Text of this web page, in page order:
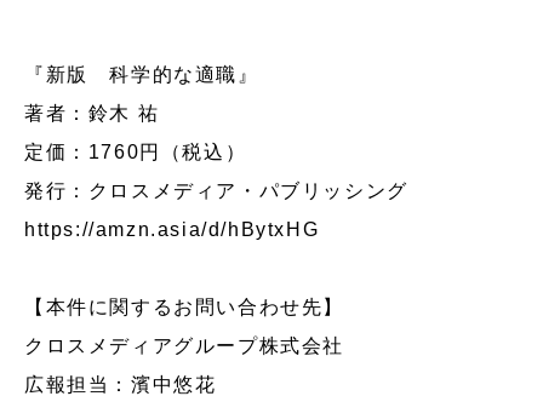
『新版 科学的な適職』
著者：鈴木 祐
定価：1760円（税込）
発行：クロスメディア・パブリッシング
https://amzn.asia/d/hBytxHG
【本件に関するお問い合わせ先】
クロスメディアグループ株式会社
広報担当：濱中悠花